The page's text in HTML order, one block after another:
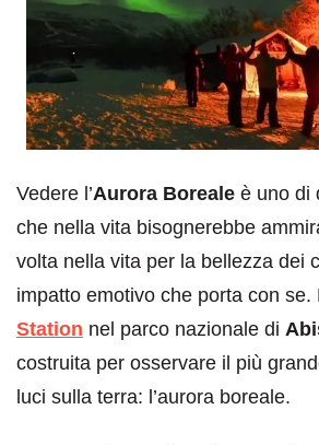
Vedere l’Aurora Boreale è uno di
che nella vita bisognerebbe
volta nella vita per la bellezza dei
impatto emotivo che porta con se.
Station nel parco nazionale di
costruita per osservare il più
luci sulla terra: l’aurora boreale.